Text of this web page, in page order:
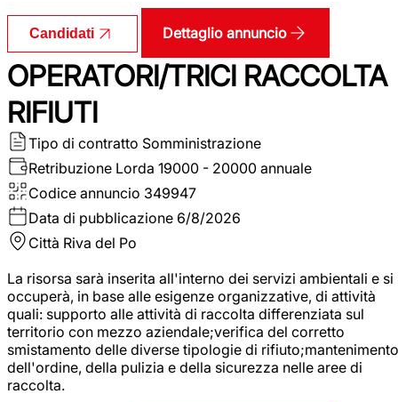
Candidati Dettaglio annuncio
OPERATORI/TRICI RACCOLTA
RIFIUTI
Tipo di contratto Somministrazione
Retribuzione Lorda 19000 - 20000 annuale
Codice annuncio 349947
Data di pubblicazione 6/8/2026
Città Riva del Po
La risorsa sarà inserita all'interno dei servizi ambientali e si
occuperà, in base alle esigenze organizzative, di attività
quali: supporto alle attività di raccolta differenziata sul
territorio con mezzo aziendale;verifica del corretto
smistamento delle diverse tipologie di rifiuto;mantenimento
dell'ordine, della pulizia e della sicurezza nelle aree di
raccolta.